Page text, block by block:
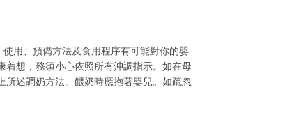
用、預備方法及食用程序有可能對你的嬰
着想，務須小心依照所有沖調指示。如在母
述調奶方法。餵奶時應抱著嬰兒。如疏忽